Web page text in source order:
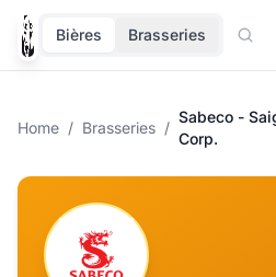
Bières Brasseries
Home / Brasseries /
Sabeco -
Corp.